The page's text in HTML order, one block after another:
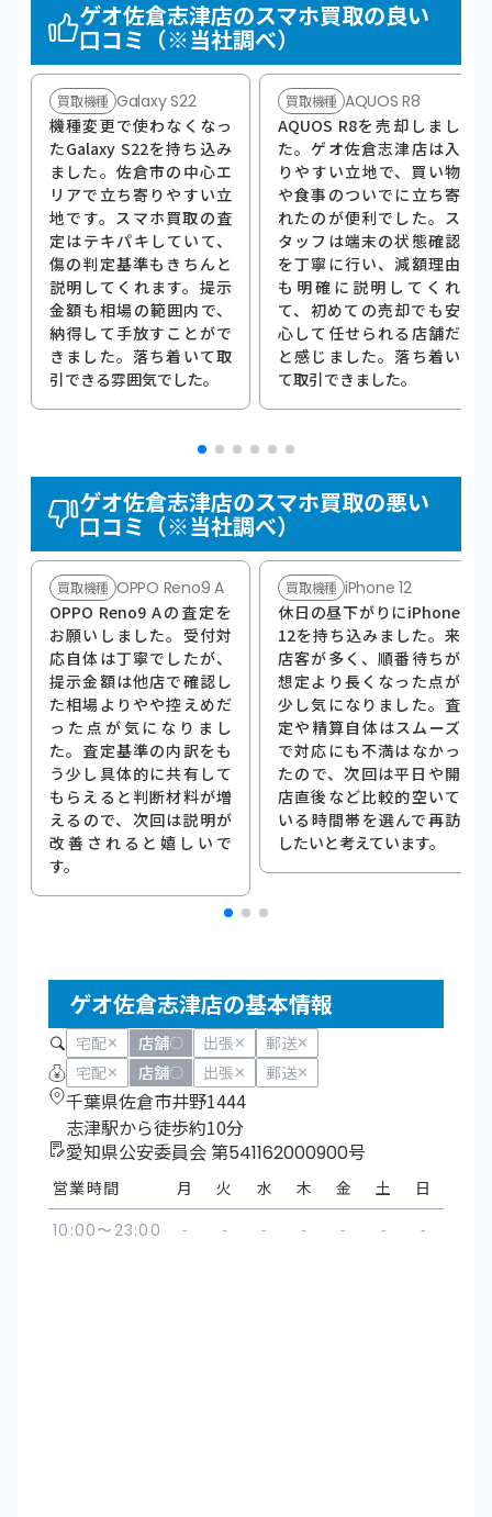
ゲオ佐倉志津店のスマホ買取の良い
口コミ（※当社調べ）
買取機種 Galaxy S22
機種変更で使わなくなっ
たGalaxy S22を持ち込み
ました。佐倉市の中心エ
リアで立ち寄りやすい立
地です。スマホ買取の査
定はテキパキしていて、
傷の判定基準もきちんと
説明してくれます。提示
金額も相場の範囲内で、
納得して手放すことがで
きました。落ち着いて取
引できる雰囲気でした。
買取機種 AQUOS R8
AQUOS R8を売却しまし
た。ゲオ佐倉志津店は入
りやすい立地で、買い物
や食事のついでに立ち寄
れたのが便利でした。ス
タッフは端末の状態確認
を丁寧に行い、減額理由
も明確に説明してくれ
て、初めての売却でも安
心して任せられる店舗だ
と感じました。落ち着い
て取引できました。
ゲオ佐倉志津店のスマホ買取の悪い
口コミ（※当社調べ）
買取機種 OPPO Reno9 A
OPPO Reno9 Aの査定を
お願いしました。受付対
応自体は丁寧でしたが、
提示金額は他店で確認し
た相場よりやや控えめだ
った点が気になりまし
た。査定基準の内訳をも
う少し具体的に共有して
もらえると判断材料が増
えるので、次回は説明が
改善されると嬉しいで
す。
買取機種 iPhone 12
休日の昼下がりにiPhone
12を持ち込みました。来
店客が多く、順番待ちが
想定より長くなった点が
少し気になりました。査
定や精算自体はスムーズ
で対応にも不満はなかっ
たので、次回は平日や開
店直後など比較的空いて
いる時間帯を選んで再訪
したいと考えています。
ゲオ佐倉志津店の基本情報
宅配✕ 店舗〇 出張✕ 郵送✕
宅配✕ 店舗〇 出張✕ 郵送✕
千葉県佐倉市井野1444
志津駅から徒歩約10分
愛知県公安委員会 第541162000900号
営業時間
10:00〜23:00
月
-
火
-
水
-
木
-
金
-
土
-
日
-